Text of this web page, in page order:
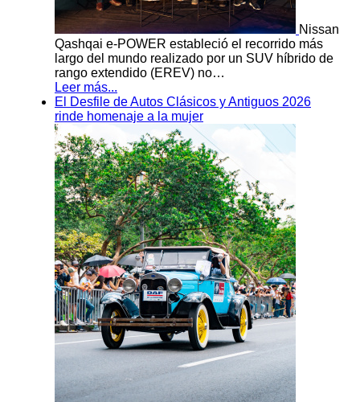
Nissan
Qashqai e-POWER estableció el recorrido más
largo del mundo realizado por un SUV híbrido de
rango extendido (EREV) no…
Leer más...
El Desfile de Autos Clásicos y Antiguos 2026
rinde homenaje a la mujer